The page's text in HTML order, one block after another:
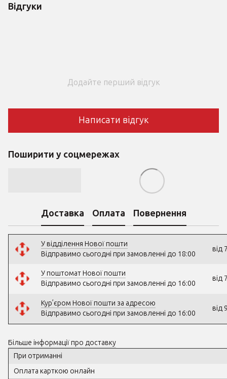
Відгуки
Додайте перший відгук
Написати відгук
Поширити у соцмережах
Доставка Оплата Повернення
У відділення Нової пошти
Відправимо сьогодні при замовленні до 18:00
від
У поштомат Нової пошти
Відправимо сьогодні при замовленні до 16:00
від
Кур’єром Нової пошти за адресою
Відправимо сьогодні при замовленні до 16:00
від
Більше інформації про доставку
При отриманні
Оплата карткою онлайн